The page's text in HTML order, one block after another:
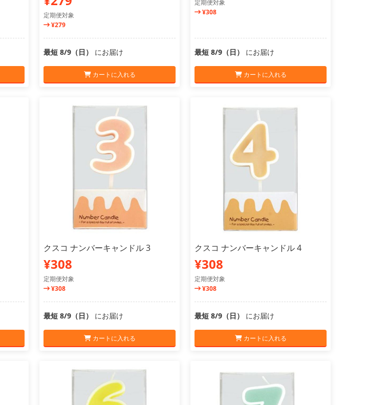
定期便対象
¥279
最短 8/9（日） にお届け
カートに入れる
定期便対象
¥308
最短 8/9（日） にお届け
カートに入れる
クスコ ナンバーキャンドル 3
¥308
定期便対象
¥308
最短 8/9（日） にお届け
カートに入れる
クスコ ナンバーキャンドル 4
¥308
定期便対象
¥308
最短 8/9（日） にお届け
カートに入れる